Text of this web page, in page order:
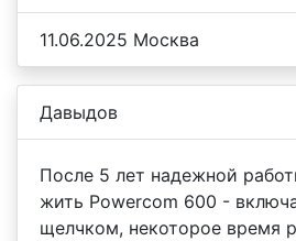
11.06.2025 Москва
Давыдов
После 5 лет надежной
жить Powercom 600 -
щелчком, некоторое время